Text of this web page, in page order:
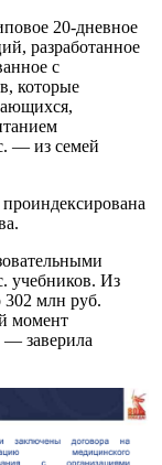
20-дневное
разработанное
с
которые
— из семей
учебников. Из
302 млн руб.
момент
— заверила